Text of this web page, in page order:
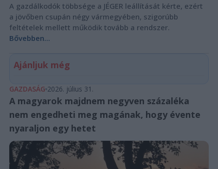
A gazdálkodók többsége a JÉGER leállítását kérte, ezért
a jövőben csupán négy vármegyében, szigorúbb
feltételek mellett működik tovább a rendszer.
Bővebben...
Ajánljuk még
GAZDASÁG 2026. július 31.
A magyarok majdnem negyven százaléka
nem engedheti meg magának, hogy évente
nyaraljon egy hetet